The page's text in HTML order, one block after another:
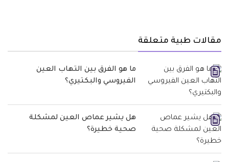
مقالات طبية متعلقة
ما هو الفرق بين التهاب العين
الفيروسي والبكتيري؟
هل يشير عماص العين لمشكلة
صحية خطيرة؟